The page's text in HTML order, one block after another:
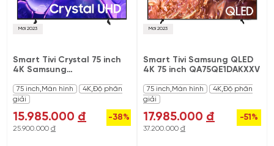
Mới 2023
Smart Tivi Crystal 75 inch
4K Samsung
75 inch,Màn hình
4K,Độ phân
giải
15.985.000 đ -38%
25.900.000 đ
Mới 2023
Smart Tivi Samsung QLED
4K 75 inch QA75QE1DAKXXV
75 inch,Màn hình
4K,Độ phân
giải
17.985.000 đ -51%
37.200.000 đ